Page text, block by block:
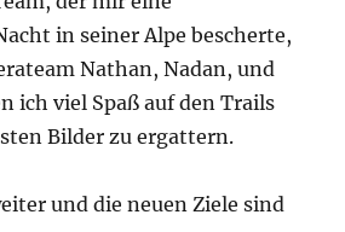
Frank
Schlagwörter
Trailrunning,Wettkampf